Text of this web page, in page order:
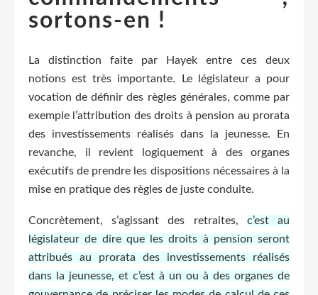
sortons-en !
La distinction faite par Hayek entre ces deux
notions est très importante. Le législateur a pour
vocation de définir des règles générales, comme par
exemple l’attribution des droits à pension au prorata
des investissements réalisés dans la jeunesse. En
revanche, il revient logiquement à des organes
exécutifs de prendre les dispositions nécessaires à la
mise en pratique des règles de juste conduite.
Concrètement, s’agissant des retraites, c’est au
législateur de dire que les droits à pension seront
attribués au prorata des investissements réalisés
dans la jeunesse, et c’est à un ou à des organes de